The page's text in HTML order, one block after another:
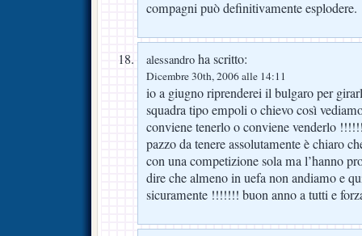
compagni può definitivamente esplodere.
alessandro ha scritto:
Dicembre 30th, 2006 alle 14:11
io a giugno riprenderei il bulgaro per
squadra tipo empoli o chievo così
conviene tenerlo o conviene venderlo
pazzo da tenere assolutamente è chiaro
con una competizione sola ma l’hanno
dire che almeno in uefa non andiamo e
sicuramente !!!!!!! buon anno a tutti e